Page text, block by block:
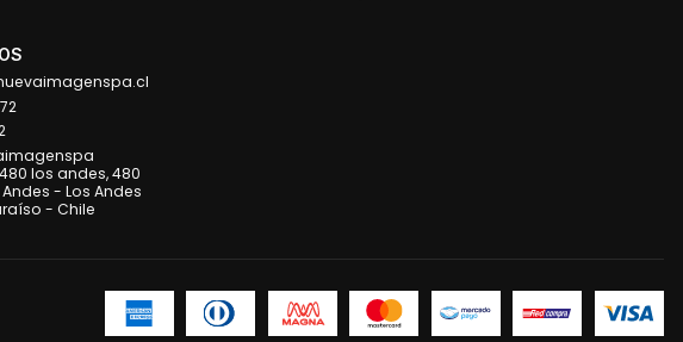
los andes, 480
Andes - Los Andes
- Chile